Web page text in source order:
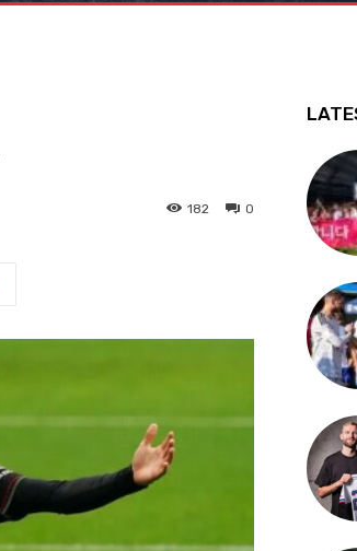
0
182